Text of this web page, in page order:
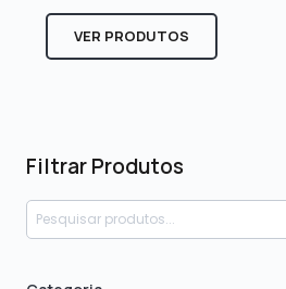
Filtrar Produtos
VER PRODUTOS